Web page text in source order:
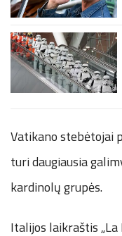
Vatikano stebėtojai
turi daugiausia
kardinolų grupės.
Italijos laikraštis